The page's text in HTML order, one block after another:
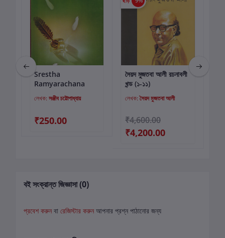
কার্টে যোগ করুন
Srestha
Ramyarachana
লেখক: সঞ্জীব চট্টোপাধ্যায়
₹250.00
কার্টে যোগ করুন
সৈয়দ মুজতবা আলী রচনাবলী
খন্ড (১-১১)
লেখক:সৈয়দ মুজতবা আলী
₹4,600.00
₹4,200.00
বই সংক্রান্ত জিজ্ঞাসা (0)
প্রবেশ করুন বা রেজিস্টার করুন আপনার প্রশ্ন পাঠানোর জন্য